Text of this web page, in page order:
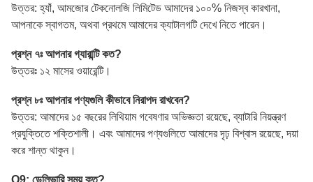
উত্তর: হ্যাঁ, আমজোর টেকনোলজি লিমিটেড আমাদের ১০০% নিজস্ব কারখানা,
আপনাকে স্বাগতম, অথবা প্রথমে আমাদের ক্যাটালগটি দেখে নিতে পারেন।
প্রশ্ন ৭ঃ আপনার গ্যারান্টি কত?
উত্তরঃ ১২ মাসের ওয়ারেন্টি।
প্রশ্ন ৮ঃ আপনার পণ্যগুলি কীভাবে নিরাপদ রাখবেন?
উত্তর: আমাদের ১৫ বছরের লিথিয়াম গবেষণার অভিজ্ঞতা রয়েছে, ব্যাটারি নিয়ন্ত্রণ
প্রযুক্তিতে শক্তিশালী। এবং আমাদের পণ্যগুলিতে আমাদের দৃঢ় বিশ্বাস রয়েছে, দয়া
করে শান্ত থাকুন।
Q9: ডেলিভারি সময় কত?